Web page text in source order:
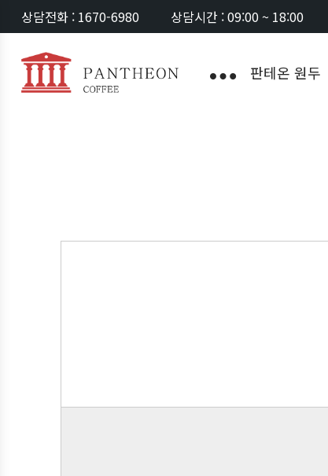
상담전화 : 1670-6980 상담시간 : 09:00 ~ 18:00
판테온 원두